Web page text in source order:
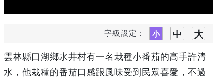
字級設定：
雲林縣口湖鄉水井村有一名栽種小番茄的高手許清
水，他栽種的番茄口感跟風味受到民眾喜愛，不過